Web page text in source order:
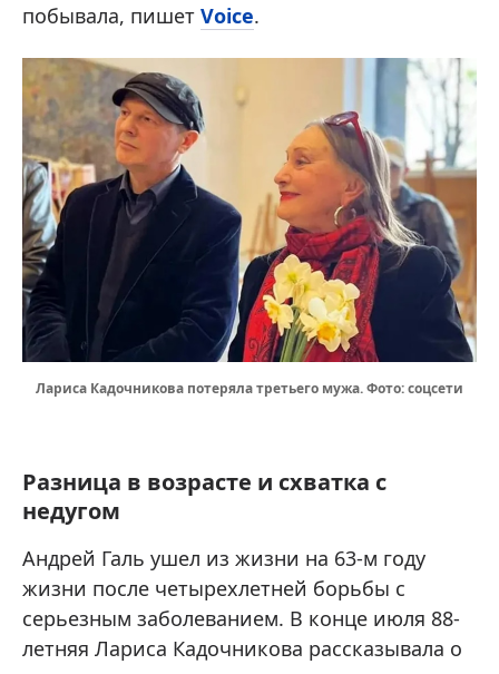
побывала, пишет Voice.
Лариса Кадочникова потеряла третьего мужа. Фото: соцсети
Разница в возрасте и схватка с
недугом
Андрей Галь ушел из жизни на 63-м году
жизни после четырехлетней борьбы с
серьезным заболеванием. В конце июля 88-
летняя Лариса Кадочникова рассказывала о